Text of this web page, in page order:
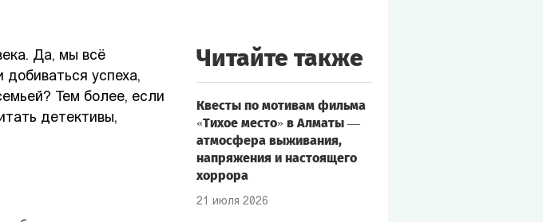
Да, мы всё
добиваться успеха,
Тем более, если
детективы,
Читайте также
Квесты по мотивам фильма
«Тихое место» в Алматы —
атмосфера выживания,
напряжения и настоящего
хоррора
21 июля 2026